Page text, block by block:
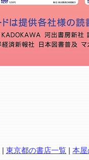
| 東京都の書店一覧 | 本